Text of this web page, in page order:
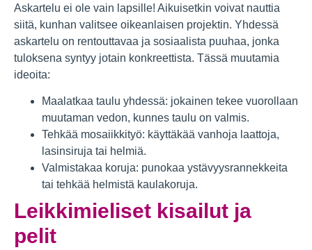
Askartelu ei ole vain lapsille! Aikuisetkin voivat nauttia
siitä, kunhan valitsee oikeanlaisen projektin. Yhdessä
askartelu on rentouttavaa ja sosiaalista puuhaa, jonka
tuloksena syntyy jotain konkreettista. Tässä muutamia
ideoita:
Maalatkaa taulu yhdessä: jokainen tekee vuorollaan
muutaman vedon, kunnes taulu on valmis.
Tehkää mosaiikkityö: käyttäkää vanhoja laattoja,
lasinsiruja tai helmiä.
Valmistakaa koruja: punokaa ystävyysrannekkeita
tai tehkää helmistä kaulakoruja.
Leikkimieliset kisailut ja
pelit